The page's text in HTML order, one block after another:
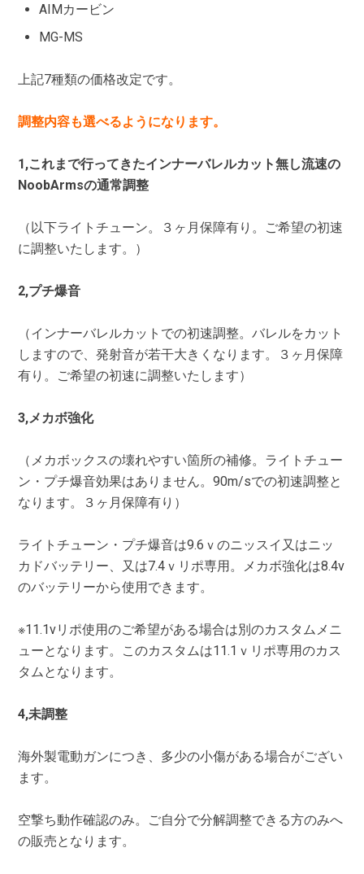
AIMカービン
MG-MS
上記7種類の価格改定です。
調整内容も選べるようになります。
1,これまで行ってきたインナーバレルカット無し流速の
NoobArmsの通常調整
（以下ライトチューン。３ヶ月保障有り。ご希望の初速
に調整いたします。）
2,プチ爆音
（インナーバレルカットでの初速調整。バレルをカット
しますので、発射音が若干大きくなります。３ヶ月保障
有り。ご希望の初速に調整いたします）
3,メカボ強化
（メカボックスの壊れやすい箇所の補修。ライトチュー
ン・プチ爆音効果はありません。90m/sでの初速調整と
なります。３ヶ月保障有り）
ライトチューン・プチ爆音は9.6ｖのニッスイ又はニッ
カドバッテリー、又は7.4ｖリポ専用。メカボ強化は8.4v
のバッテリーから使用できます。
※11.1vリポ使用のご希望がある場合は別のカスタムメニ
ューとなります。このカスタムは11.1ｖリポ専用のカス
タムとなります。
4,未調整
海外製電動ガンにつき、多少の小傷がある場合がござい
ます。
空撃ち動作確認のみ。ご自分で分解調整できる方のみへ
の販売となります。